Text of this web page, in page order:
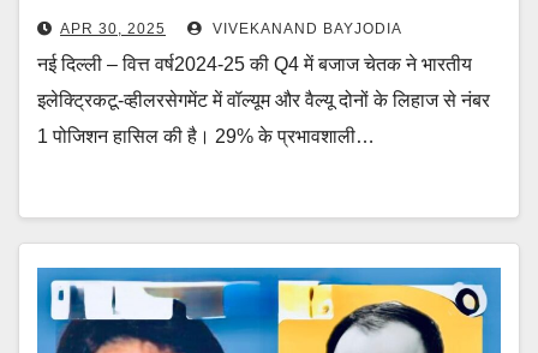
APR 30, 2025 VIVEKANAND BAYJODIA
नई दिल्ली – वित्त वर्ष2024-25 की Q4 में बजाज चेतक ने भारतीय
इलेक्ट्रिकटू-व्हीलरसेगमेंट में वॉल्यूम और वैल्यू दोनों के लिहाज से नंबर
1 पोजिशन हासिल की है। 29% के प्रभावशाली…